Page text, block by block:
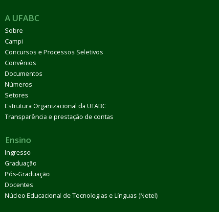
A UFABC
Sobre
Campi
Concursos e Processos Seletivos
Convênios
Documentos
Números
Setores
Estrutura Organizacional da UFABC
Transparência e prestação de contas
Ensino
Ingresso
Graduação
Pós-Graduação
Docentes
Núcleo Educacional de Tecnologias e Línguas (Netel)